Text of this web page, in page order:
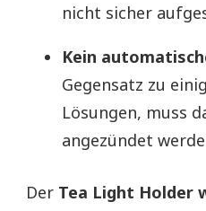
nicht sicher
Kein
Gegensatz zu
Lösungen, muss
angezündet
Der Tea Light Holder